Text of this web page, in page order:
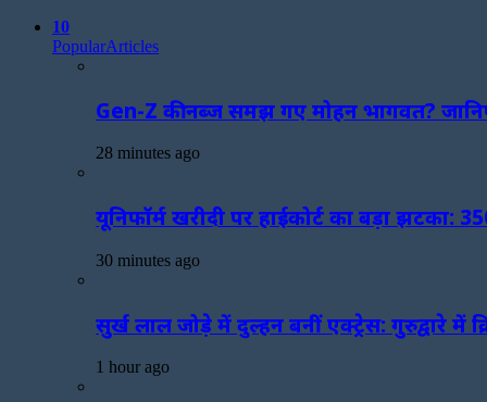
10
PopularArticles
Gen-Z की नब्ज समझ गए मोहन भागवत?
28 minutes ago
यूनिफॉर्म खरीदी पर हाईकोर्ट का बड़ा झटका:
30 minutes ago
सुर्ख लाल जोड़े में दुल्हन बनीं एक्ट्रेस: गुरुद्वारे
1 hour ago